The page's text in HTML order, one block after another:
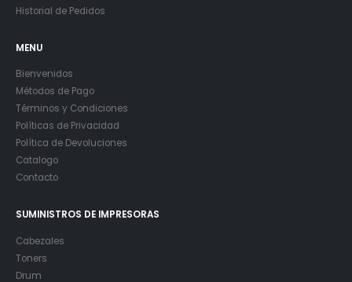
Historial de Pedidos
MENU
Bienvenidos
Métodos de Pago
Términos y Condiciones
Políticas de Privacidad
Política de Devoluciones
Catalogo
Contacto
SUMINISTROS DE IMPRESORAS
Cabezales
Toners
Drum